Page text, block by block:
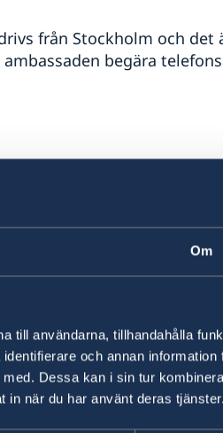
Om
till användarna, tillhandahålla
och annan information
Dessa kan i sin tur
in när du har använt deras tjänster.
från Stockholm och
begära
önskar information eller
sig till UD, inte direkt till
- Regeringen.se
försvarare i Irak. Vill du
på advokater som
och tar inget
ombudet lämnar.